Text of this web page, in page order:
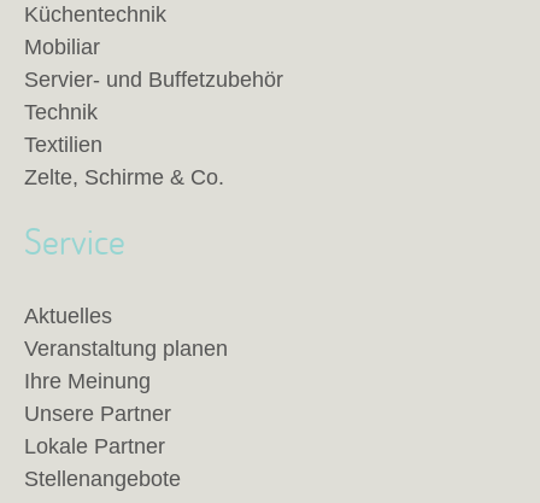
Küchentechnik
Mobiliar
Servier- und Buffetzubehör
Technik
Textilien
Zelte, Schirme & Co.
Service
Aktuelles
Veranstaltung planen
Ihre Meinung
Unsere Partner
Lokale Partner
Stellenangebote